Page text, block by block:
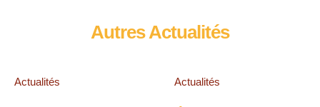
Autres Actualités
Actualités Actualités